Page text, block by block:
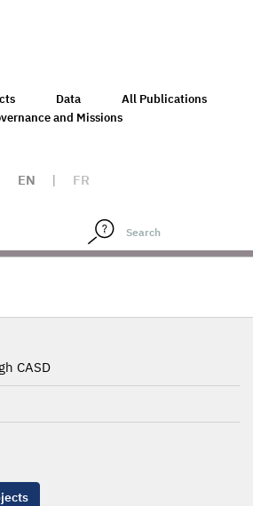
Data
All Publications
and Missions
EN | FR
CASD